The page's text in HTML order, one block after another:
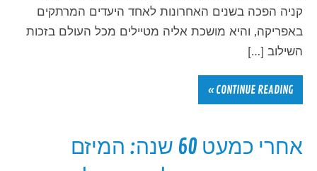
קניה הפכה בשנים האחרונות לאחד היעדים המרתקים
באפריקה, והיא מושכת אליה מטיילים מכל העולם בזכות
השילוב […]
CONTINUE READING »
אחרי כמעט 60 שנה: המיזם